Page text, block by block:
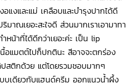
แงและแม่ เคลือบและบำรุงปากได้ดี
มาณเยอะสะใจดี ส่วนมากเราเอามาทา
น้าที่ได้ดีกว่าเยอะค่ะ เป็น lip
แมตต์ไปก็ปกตินะ สีอาจจะตกร่อง
ติกด้วย แต่โดยรวมชอบมากๆ
บเดียวกับแฮนด์ครีม ออกแนวน้ำผึ้ง